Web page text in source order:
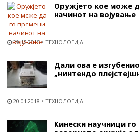
Оружјето кое може
начинот на војување
29.12.2015 ТЕХНОЛОГИЈА
Дали ова е
„нинтендо
20.01.2018 ТЕХНОЛОГИЈА
Кинески научници